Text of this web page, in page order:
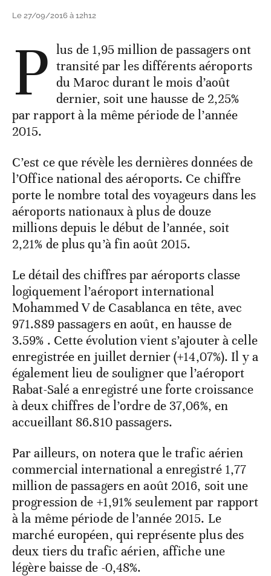
Le 27/09/2016 à 12h12
P lus de 1,95 million de passagers ont
transité par les différents aéroports
du Maroc durant le mois d’août
dernier, soit une hausse de 2,25%
par rapport à la même période de l’année
2015.
C’est ce que révèle les dernières données de
l’Office national des aéroports. Ce chiffre
porte le nombre total des voyageurs dans les
aéroports nationaux à plus de douze
millions depuis le début de l’année, soit
2,21% de plus qu’à fin août 2015.
Le détail des chiffres par aéroports classe
logiquement l’aéroport international
Mohammed V de Casablanca en tête, avec
971.889 passagers en août, en hausse de
3.59% . Cette évolution vient s’ajouter à celle
enregistrée en juillet dernier (+14,07%). Il y a
également lieu de souligner que l’aéroport
Rabat-Salé a enregistré une forte croissance
à deux chiffres de l’ordre de 37,06%, en
accueillant 86.810 passagers.
Par ailleurs, on notera que le trafic aérien
commercial international a enregistré 1,77
million de passagers en août 2016, soit une
progression de +1,91% seulement par rapport
à la même période de l’année 2015. Le
marché européen, qui représente plus des
deux tiers du trafic aérien, affiche une
légère baisse de -0,48%.